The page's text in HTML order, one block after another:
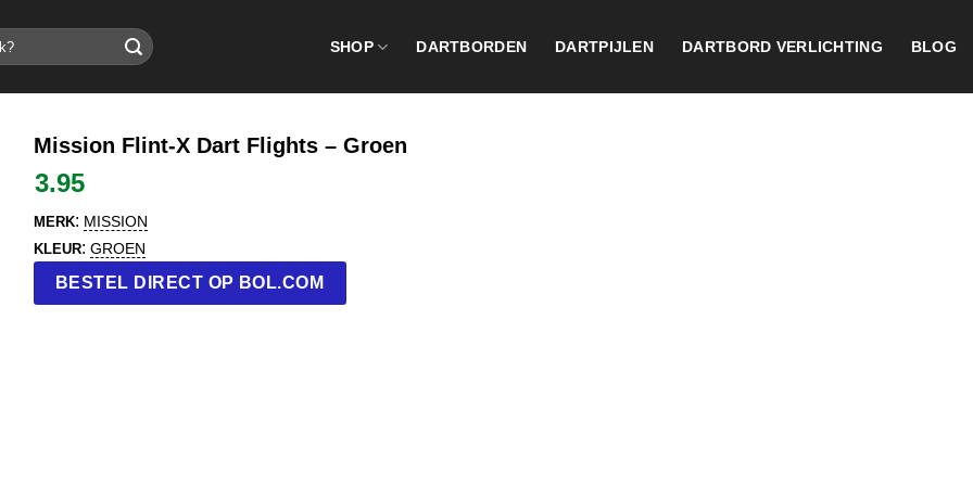
SHOP DARTBORDEN DARTPIJLEN DARTBORD VERLICHTING BLOG
Mission Flint-X Dart Flights – Groen
3.95
MERK: MISSION
KLEUR: GROEN
BESTEL DIRECT OP BOL.COM